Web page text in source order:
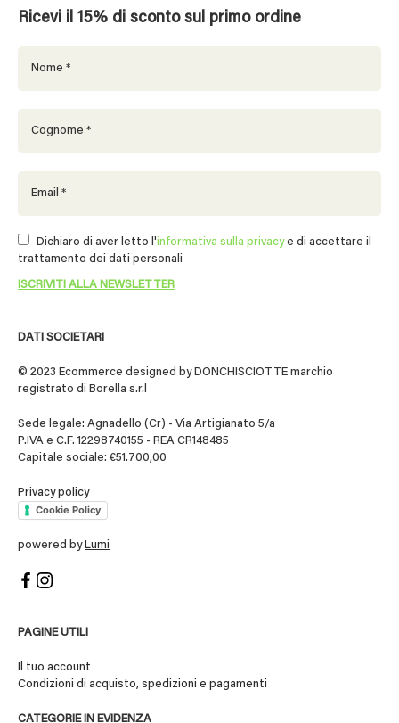
DATI SOCIETARI
© 2023 Ecommerce designed by DONCHISCIOTTE marchio
registrato di Borella s.r.l
Sede legale: Agnadello (Cr) - Via Artigianato 5/a
P.IVA e C.F. 12298740155 - REA CR148485
Capitale sociale: €51.700,00
Privacy policy
Cookie Policy
powered by Lumi
PAGINE UTILI
Il tuo account
Condizioni di acquisto, spedizioni e pagamenti
CATEGORIE IN EVIDENZA
Ricevi il 15% di sconto sul primo ordine
Dichiaro di aver letto l'informativa sulla privacye di accettare il
trattamento dei dati personali